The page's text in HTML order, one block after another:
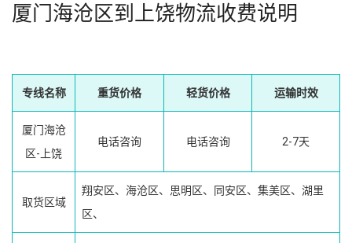
厦门海沧区到上饶物流收费说明
专线名称 重货价格 轻货价格 运输时效
厦门海沧
区-上饶
电话咨询 电话咨询 2-7天
取货区域
翔安区、海沧区、思明区、同安区、集美区、湖里
区、